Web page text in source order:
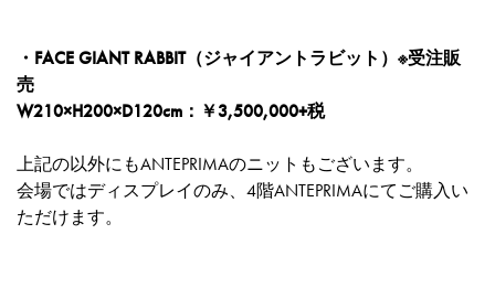
・FACE GIANT RABBIT（ジャイアントラビット）※受注販
売
W210×H200×D120cm：￥3,500,000+税
上記の以外にもANTEPRIMAのニットもございます。
会場ではディスプレイのみ、4階ANTEPRIMAにてご購入い
ただけます。